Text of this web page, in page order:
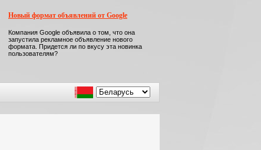
Новый формат объявлений от Google
Компания Google объявила о том, что она
запустила рекламное объявление нового
формата. Придется ли по вкусу эта новинка
пользователям?